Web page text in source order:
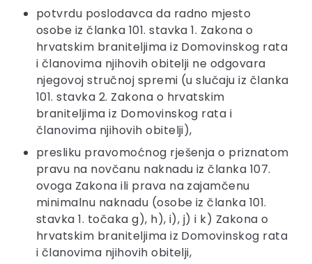
potvrdu poslodavca da radno mjesto
osobe iz članka 101. stavka 1. Zakona o
hrvatskim braniteljima iz Domovinskog rata
i članovima njihovih obitelji ne odgovara
njegovoj stručnoj spremi (u slučaju iz članka
101. stavka 2. Zakona o hrvatskim
braniteljima iz Domovinskog rata i
članovima njihovih obitelji),
presliku pravomoćnog rješenja o priznatom
pravu na novčanu naknadu iz članka 107.
ovoga Zakona ili prava na zajamčenu
minimalnu naknadu (osobe iz članka 101.
stavka 1. točaka g), h), i), j) i k) Zakona o
hrvatskim braniteljima iz Domovinskog rata
i članovima njihovih obitelji,